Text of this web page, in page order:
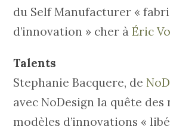
du Self Manufacturer «
d’innovation » cher àÉric
Talents
Stephanie Bacquere, de
avec NoDesign la quête des
modèles d’innovations «